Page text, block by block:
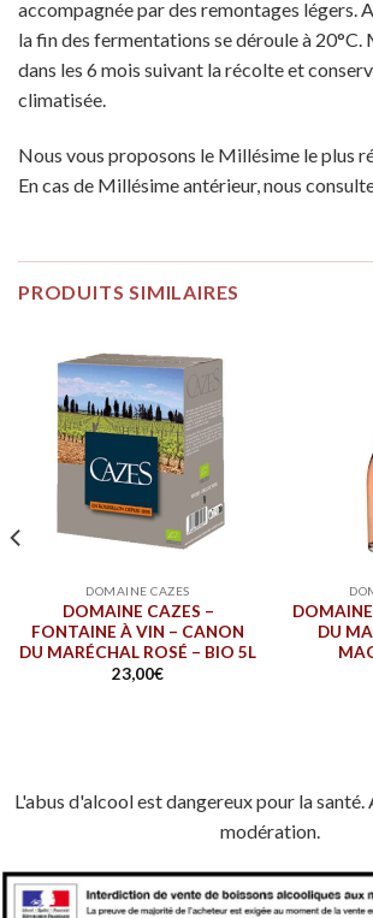
accompagnée par des remontages légers.
la fin des fermentations se déroule à 20°C.
dans les 6 mois suivant la récolte et
climatisée.
Nous vous proposons le Millésime le plus
En cas de Millésime antérieur, nous
PRODUITS SIMILAIRES
DOMAINE CAZES
DOMAINE CAZES –
FONTAINE À VIN – CANON
DU MARÉCHAL ROSÉ – BIO 5L
23,00€
DU
L'abus d'alcool est dangereux pour la santé.
modération.